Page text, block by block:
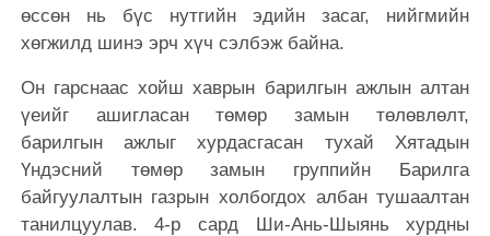
өссөн нь бүс нутгийн эдийн засаг, нийгмийн
хөгжилд шинэ эрч хүч сэлбэж байна.
Он гарснаас хойш хаврын барилгын ажлын алтан
үеийг ашигласан төмөр замын төлөвлөлт,
барилгын ажлыг хурдасгасан тухай Хятадын
Үндэсний төмөр замын группийн Барилга
байгуулалтын газрын холбогдох албан тушаалтан
танилцуулав. 4-р сард Ши-Ань-Шыянь хурдны